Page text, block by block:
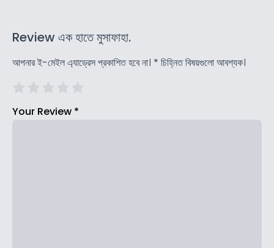
Review এক হাতে মুসাফাহা.
আপনার ই-মেইল এ্যাড্রেস প্রকাশিত হবে না। * চিহ্নিত বিষয়গুলো আবশ্যক।
Your Review *